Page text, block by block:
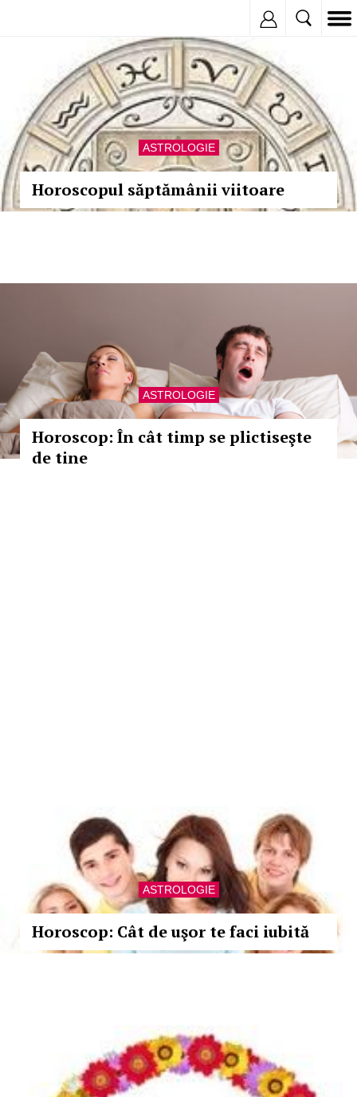
ASTROLOGIE
Horoscopul săptămânii viitoare
ASTROLOGIE
Horoscop: În cât timp se plictiseşte
de tine
ASTROLOGIE
Horoscop: Cât de uşor te faci iubită